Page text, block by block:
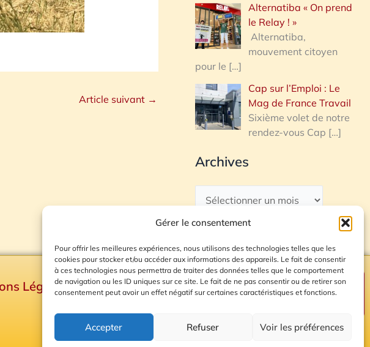
Gérer le consentement
Pour offrir les meilleures expériences, nous utilisons des technologies telles que les
cookies pour stocker et/ou accéder aux informations des appareils. Le fait de consentir
à ces technologies nous permettra de traiter des données telles que le comportement
de navigation ou les ID uniques sur ce site. Le fait de ne pas consentir ou de retirer son
consentement peut avoir un effet négatif sur certaines caractéristiques et fonctions.
Accepter Refuser Voir les préférences
Article suivant →
Alternatiba « On prend
le Relay ! »
Alternatiba,
mouvement citoyen
pour le […]
Cap sur l’Emploi : Le
Mag de France Travail
Sixième volet de notre
rendez-vous Cap […]
Archives
Légales
Plan du site